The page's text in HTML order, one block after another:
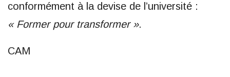
conformément à la devise de l’université :
« Former pour transformer ».
CAM